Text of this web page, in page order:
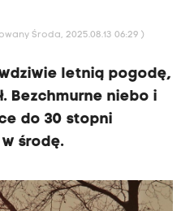
Środa, 2025.08.13 06:29 )
letnią pogodę,
Bezchmurne niebo i
do 30 stopni
środę.